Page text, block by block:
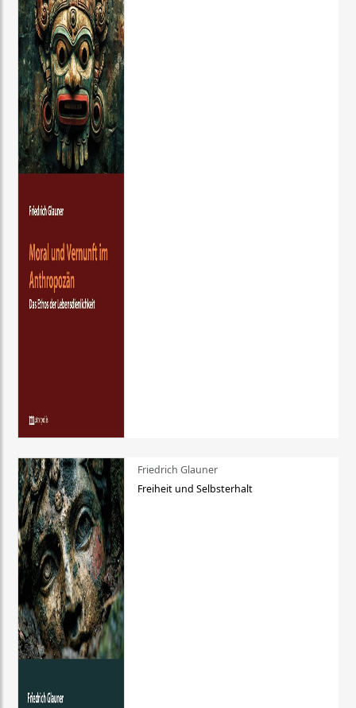
Friedrich Glauner
Freiheit und Selbsterhalt